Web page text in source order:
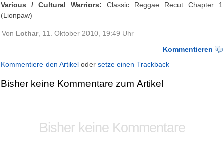
Various / Cultural Warriors: Classic Reggae Recut Chapter 1
(Lionpaw)
Von Lothar, 11. Oktober 2010, 19:49 Uhr
Kommentieren
Kommentiere den Artikel oder setze einen Trackback
Bisher keine Kommentare zum Artikel
Bisher keine Kommentare